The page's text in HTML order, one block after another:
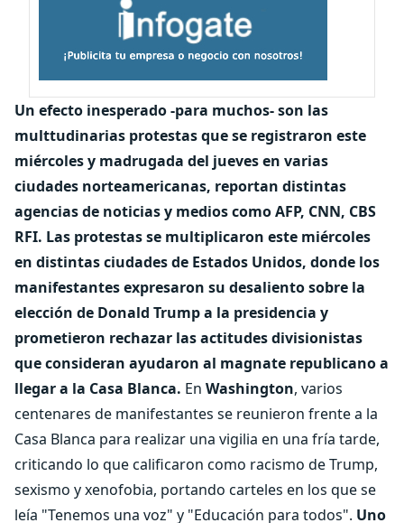
Un efecto inesperado -para muchos- son las
multtudinarias protestas que se registraron este
miércoles y madrugada del jueves en varias
ciudades norteamericanas, reportan distintas
agencias de noticias y medios como AFP, CNN, CBS
RFI. Las protestas se multiplicaron este miércoles
en distintas ciudades de Estados Unidos, donde los
manifestantes expresaron su desaliento sobre la
elección de Donald Trump a la presidencia y
prometieron rechazar las actitudes divisionistas
que consideran ayudaron al magnate republicano a
llegar a la Casa Blanca. En Washington, varios
centenares de manifestantes se reunieron frente a la
Casa Blanca para realizar una vigilia en una fría tarde,
criticando lo que calificaron como racismo de Trump,
sexismo y xenofobia, portando carteles en los que se
leía "Tenemos una voz" y "Educación para todos". Uno